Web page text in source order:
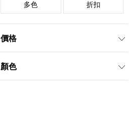
多色 折扣
價格
1000元-1999元
顏色